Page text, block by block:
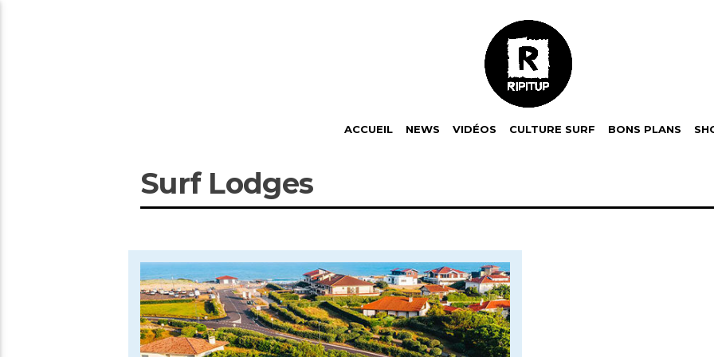
ACCUEIL NEWS VIDÉOS CULTURE SURF BONS PLANS
Surf Lodges